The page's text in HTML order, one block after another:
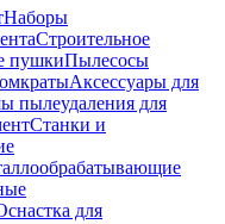
Наборы
Строительное
пушкиПылесосы
Аксессуары для
пылеудаления для
Станки и
для